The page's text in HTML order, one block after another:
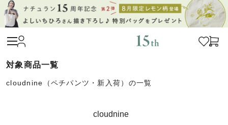
cloudnine（ペチパンツ・新入荷）の一覧
cloudnine